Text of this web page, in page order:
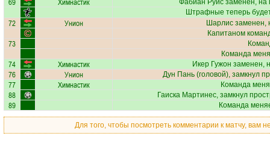
Фабиан Руисзаменен, на
Штрафные теперь
72 Унион Шарлисзаменен,
Капитаном
73
Команда
74 Химнастик Икер Гужон заменен,
76 Унион Дун Пань (головой), замкнул
77 Химнастик Команда
88 Гаиска Мартинес, замкнул
89 Команда
Для того, чтобы посмотреть комментарии к матчу, вам